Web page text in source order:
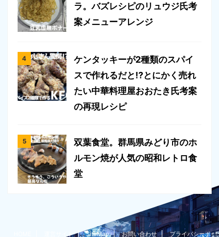
ラ。バズレシピのリュウジ氏考
案メニューアレンジ
ケンタッキーが2種類のスパイ
スで作れるだと!?とにかく売れ
たい中華料理屋おおたき氏考案
の再現レシピ
双葉食堂。群馬県みどり市のホ
ルモン焼が人気の昭和レトロ食
堂
運営サイト SiteMap お問い合わせ プライバシーポ